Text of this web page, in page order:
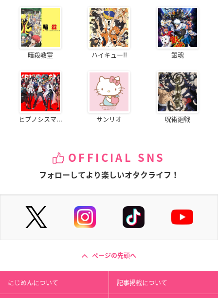
暗殺教室 ハイキュー!! 銀魂
ヒプノシスマ... サンリオ 呪術廻戦
OFFICIAL SNS
フォローしてより楽しいオタクライフ！
ページの先頭へ
にじめんについて 記事掲載について